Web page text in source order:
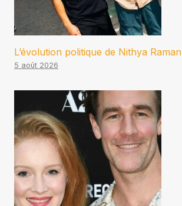
L’évolution politique de Nithya Raman
5 août 2026